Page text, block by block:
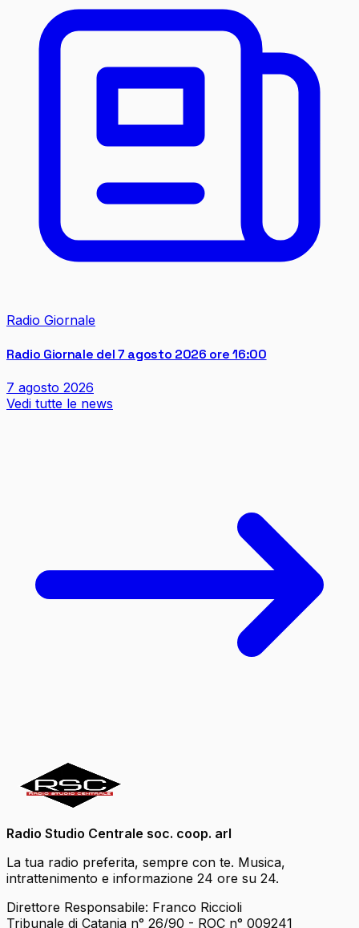
Radio Giornale
Radio Giornale del 7 agosto 2026 ore 16:00
7 agosto 2026
Vedi tutte le news
Radio Studio Centrale soc. coop. arl
La tua radio preferita, sempre con te. Musica,
intrattenimento e informazione 24 ore su 24.
Direttore Responsabile: Franco Riccioli
Tribunale di Catania n° 26/90 - ROC n° 009241